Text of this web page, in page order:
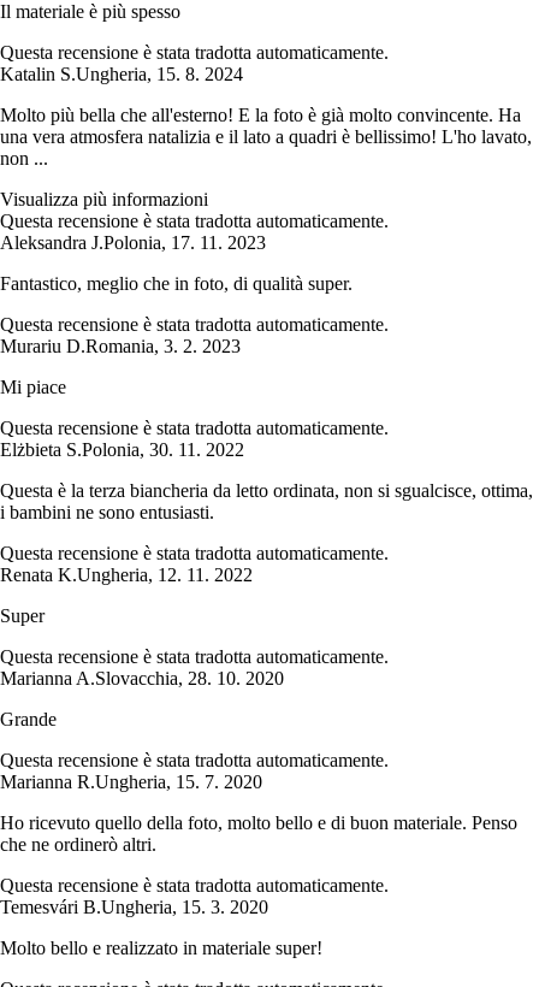
Il materiale è più spesso
Questa recensione è stata tradotta automaticamente.
Katalin S.Ungheria, 15. 8. 2024
Molto più bella che all'esterno! E la foto è già molto convincente. Ha
una vera atmosfera natalizia e il lato a quadri è bellissimo! L'ho lavato,
non ...
Visualizza più informazioni
Questa recensione è stata tradotta automaticamente.
Aleksandra J.Polonia, 17. 11. 2023
Fantastico, meglio che in foto, di qualità super.
Questa recensione è stata tradotta automaticamente.
Murariu D.Romania, 3. 2. 2023
Mi piace
Questa recensione è stata tradotta automaticamente.
Elżbieta S.Polonia, 30. 11. 2022
Questa è la terza biancheria da letto ordinata, non si sgualcisce, ottima,
i bambini ne sono entusiasti.
Questa recensione è stata tradotta automaticamente.
Renata K.Ungheria, 12. 11. 2022
Super
Questa recensione è stata tradotta automaticamente.
Marianna A.Slovacchia, 28. 10. 2020
Grande
Questa recensione è stata tradotta automaticamente.
Marianna R.Ungheria, 15. 7. 2020
Ho ricevuto quello della foto, molto bello e di buon materiale. Penso
che ne ordinerò altri.
Questa recensione è stata tradotta automaticamente.
Temesvári B.Ungheria, 15. 3. 2020
Molto bello e realizzato in materiale super!